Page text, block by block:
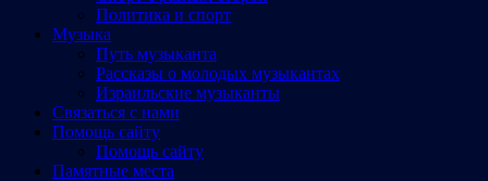
Политика и спорт
Музыка
Путь музыканта
Рассказы о молодых музыкантах
Израильские музыканты
Cвязаться с нами
Помощь сайту
Помощь сайту
Памятные места